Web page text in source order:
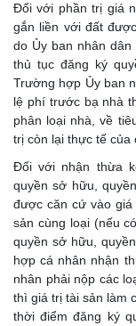
Đối với phần trị giá
gắn liền với đất
do Ủy ban nhân
thủ tục đăng ký
Trường hợp Ủy ban
lệ phí trước bạ nhà
phân loại nhà, về
trị còn lại thực tế của
Đối với nhận thừa
quyền sở hữu,
được căn cứ vào
sản cùng loại (nếu
quyền sở hữu,
hợp cá nhân nhận
nhân phải nộp các
thì giá trị tài sản làm
thời điểm đăng ký